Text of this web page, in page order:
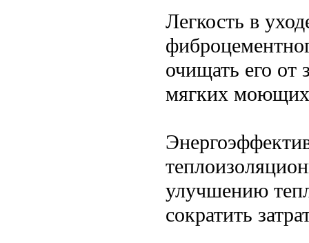
Легкость в
очищать его от
мягких моющих
улучшению
сократить